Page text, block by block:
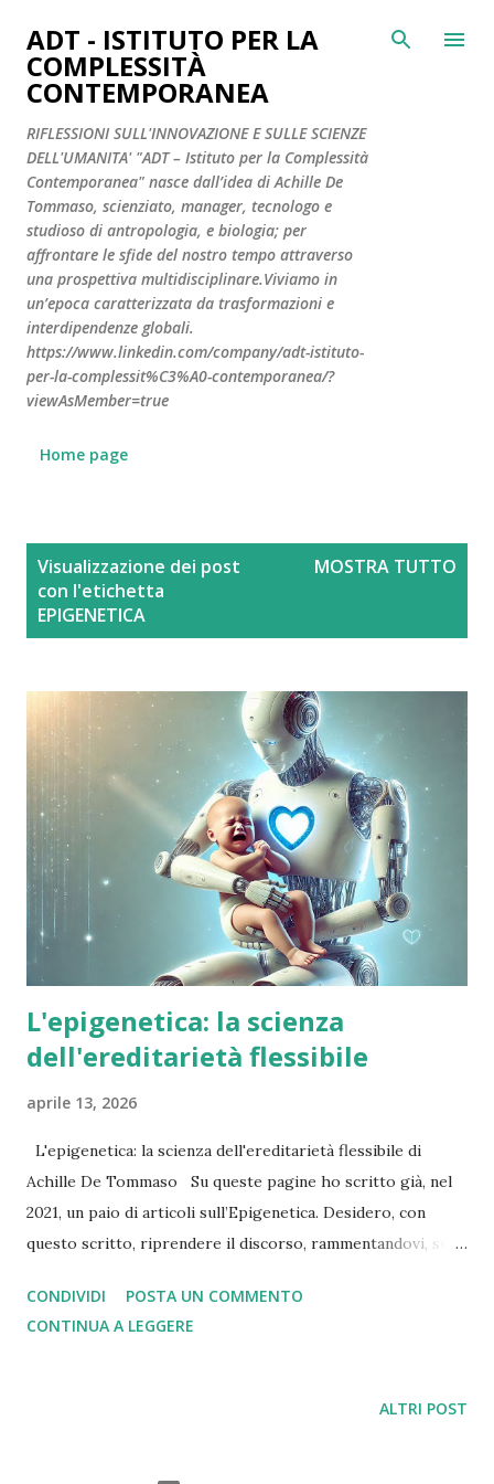
Passa ai contenuti principali
ADT - ISTITUTO PER LA
COMPLESSITÀ
CONTEMPORANEA
RIFLESSIONI SULL'INNOVAZIONE E SULLE SCIENZE
DELL'UMANITA' "ADT – Istituto per la Complessità
Contemporanea" nasce dall’idea di Achille De
Tommaso, scienziato, manager, tecnologo e
studioso di antropologia, e biologia; per
affrontare le sfide del nostro tempo attraverso
una prospettiva multidisciplinare.Viviamo in
un’epoca caratterizzata da trasformazioni e
interdipendenze globali.
https://www.linkedin.com/company/adt-istituto-
per-la-complessit%C3%A0-contemporanea/?
viewAsMember=true
Home page
Visualizzazione dei post
con l'etichetta
EPIGENETICA
MOSTRA TUTTO
L'epigenetica: la scienza
dell'ereditarietà flessibile
aprile 13, 2026
L'epigenetica: la scienza dell'ereditarietà flessibile di
Achille De Tommaso Su queste pagine ho scritto già, nel
2021, un paio di articoli sull’Epigenetica. Desidero, con
questo scritto, riprendere il discorso, rammentandovi, sul
entrerò più nel merito degli aspetti più interessanti e
meno conosciuti. *** L'epigenetica, una disciplina
CONDIVIDI
POSTA UN COMMENTO
CONTINUA A LEGGERE
ALTRI POST